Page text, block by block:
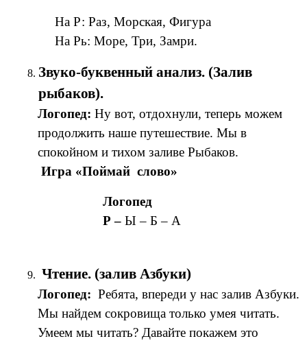
На Р: Раз, Морская, Фигура
На Рь: Море, Три, Замри.
Звуко-буквенный анализ. (Залив
рыбаков).
Логопед: Ну вот, отдохнули, теперь можем
продолжить наше путешествие. Мы в
спокойном и тихом заливе Рыбаков.
Игра «Поймай слово»
Логопед
Р –Ы – Б – А
Чтение. (залив Азбуки)
Логопед: Ребята, впереди у нас залив Азбуки.
Мы найдем сокровища только умея читать.
Умеем мы читать? Давайте покажем это